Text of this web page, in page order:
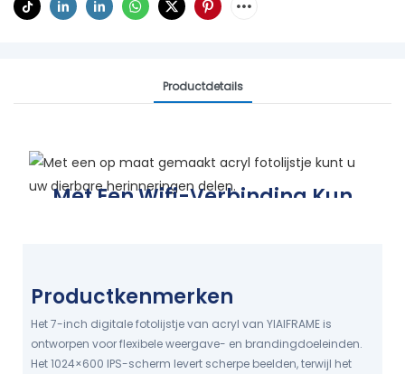
Productdetails
Met Een Wifi-Verbinding Kun
HD IPS-SCHERM GEEFT DE WARE
Productkenmerken
Het 7-inch digitale fotolijstje van acryl van YIAIFRAME is
ontworpen voor flexibele weergave- en brandingdoeleinden.
Het 1024×600 IPS-scherm levert scherpe beelden, terwijl het